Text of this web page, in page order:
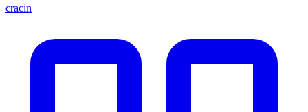
cracin